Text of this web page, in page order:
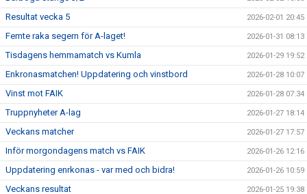
Resultat vecka 5 2026-02-01 20:45
Femte raka segern för A-laget! 2026-01-31 08:13
Tisdagens hemmamatch vs Kumla 2026-01-29 19:52
Enkronasmatchen! Uppdatering och vinstbord 2026-01-28 10:07
Vinst mot FAIK 2026-01-28 07:34
Truppnyheter A-lag 2026-01-27 18:14
Veckans matcher 2026-01-27 17:57
Inför morgondagens match vs FAIK 2026-01-26 12:16
Uppdatering enrkonas - var med och bidra! 2026-01-26 10:59
Veckans resultat 2026-01-25 19:38